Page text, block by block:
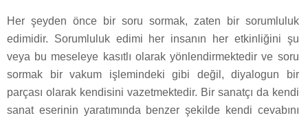
Her şeyden önce bir soru sormak, zaten bir sorumluluk
edimidir. Sorumluluk edimi her insanın her etkinliğini şu
veya bu meseleye kasıtlı olarak yönlendirmektedir ve soru
sormak bir vakum işlemindeki gibi değil, diyalogun bir
parçası olarak kendisini vazetmektedir. Bir sanatçı da kendi
sanat eserinin yaratımında benzer şekilde kendi cevabını